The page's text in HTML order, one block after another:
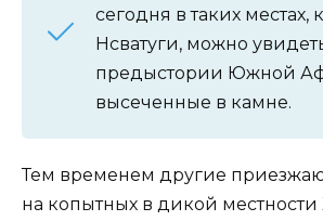
сегодня в таких местах,
Нсватуги, можно
предыстории Южной
высеченные в камне.
Тем временем другие
на копытных в дикой местности